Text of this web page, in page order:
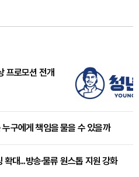
프로모션 전개
구에게 책임을 물을 수 있을까
대...방송·물류 원스톱 지원 강화